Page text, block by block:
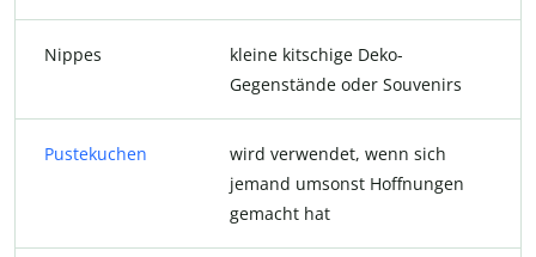
Nippes
kleine kitschige Deko-
Gegenstände oder Souvenirs
Pustekuchen
wird verwendet, wenn sich
jemand umsonst Hoffnungen
gemacht hat